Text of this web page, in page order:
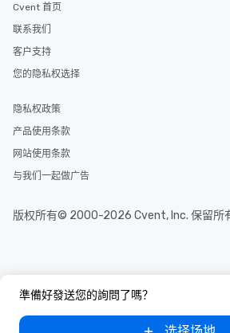
準備好發送您的詢問了嗎？
Cvent 首页
联系我们
客户支持
您的隐私权选择
隐私权政策
产品使用条款
网站使用条款
与我们一起做广告
版权所有© 2000-2026 Cvent, Inc. 保留所